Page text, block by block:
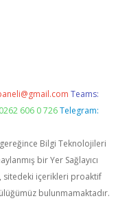
Teams:
606 0 726 Telegram:
gereğince Bilgi Teknolojileri
bir Yer Sağlayıcı
sitedeki içerikleri proaktif
bulunmamaktadır.